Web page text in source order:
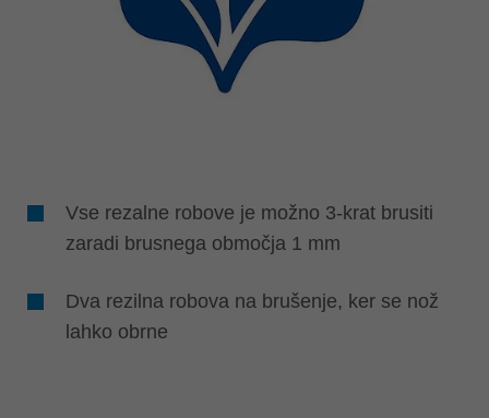
Vse rezalne robove je možno 3-krat brusiti
zaradi brusnega območja 1 mm
Dva rezilna robova na brušenje, ker se nož
lahko obrne